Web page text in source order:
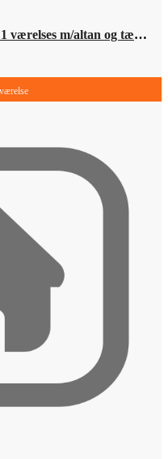
København, Ishøj Strand – stor 1 værelses m/altan og tæt til alt